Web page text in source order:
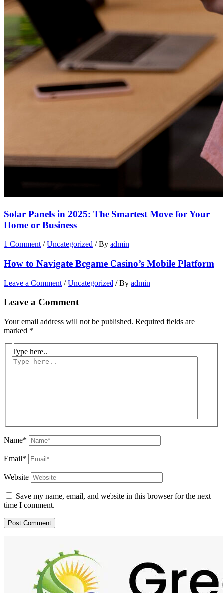
Solar Panels in 2025: The Smartest Move for Your
Home or Business
1 Comment /Uncategorized / By admin
How to Navigate Bcgame Casino’s Mobile Platform
Leave a Comment /Uncategorized / By admin
Leave a Comment
Your email address will not be published. Required fields are
marked *
Type here..
Name*
Email*
Website
Save my name, email, and website in this browser for the next
time I comment.